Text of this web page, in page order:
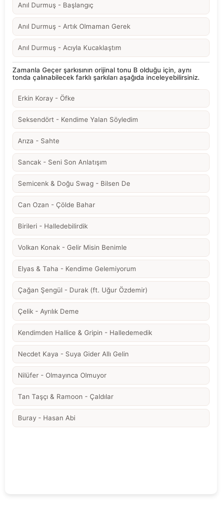
Anıl Durmuş - Başlangıç
Anıl Durmuş - Artık Olmaman Gerek
Anıl Durmuş - Acıyla Kucaklaştım
Zamanla Geçer şarkısının orijinal tonu B olduğu için, aynı
tonda çalınabilecek farklı şarkıları aşağıda inceleyebilirsiniz.
Erkin Koray - Öfke
Seksendört - Kendime Yalan Söyledim
Arıza - Sahte
Sancak - Seni Son Anlatışım
Semicenk & Doğu Swag - Bilsen De
Can Ozan - Çölde Bahar
Birileri - Halledebilirdik
Volkan Konak - Gelir Misin Benimle
Elyas & Taha - Kendime Gelemiyorum
Çağan Şengül - Durak (ft. Uğur Özdemir)
Çelik - Ayrılık Deme
Kendimden Hallice & Gripin - Halledemedik
Necdet Kaya - Suya Gider Allı Gelin
Nilüfer - Olmayınca Olmuyor
Tan Taşçı & Ramoon - Çaldılar
Buray - Hasan Abi